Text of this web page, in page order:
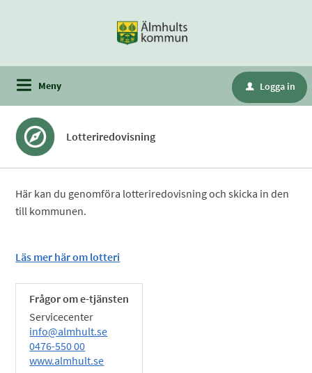
Meny u Logga in
Lotteriredovisning
Här kan du genomföra lotteriredovisning och skicka in den
till kommunen.
Läs mer här om lotteri
Frågor om e-tjänsten
Servicecenter
info@almhult.se
0476-550 00
www.almhult.se